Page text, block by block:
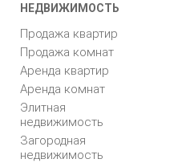
НЕДВИЖИМОСТЬ
Продажа квартир
Продажа комнат
Аренда квартир
Аренда комнат
Элитная
недвижимость
Загородная
недвижимость